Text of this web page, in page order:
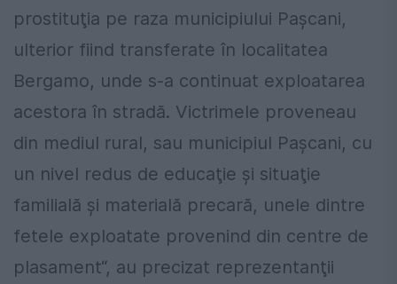
prostituţia pe raza municipiului Paşcani,
ulterior fiind transferate în localitatea
Bergamo, unde s-a continuat exploatarea
acestora în stradă. Victrimele proveneau
din mediul rural, sau municipiul Paşcani, cu
un nivel redus de educaţie şi situaţie
familială şi materială precară, unele dintre
fetele exploatate provenind din centre de
plasament“, au precizat reprezentanţii